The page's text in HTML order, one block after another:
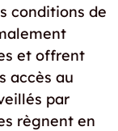
conditions de
et offrent
accès au
par
règnent en